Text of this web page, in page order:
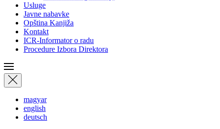
Usluge
Javne nabavke
Opština Kanjiža
Kontakt
ICR-Informator o radu
Procedure Izbora Direktora
magyar
english
deutsch